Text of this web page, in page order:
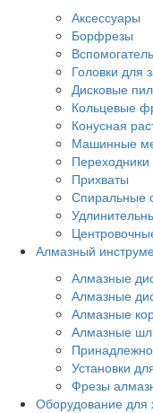
Аксессуары
Борфрезы
Головки для
Дисковые
Кольцевые
Конусная
Машинные
Прихваты
Спиральные
Алмазный
Алмазные
Алмазные
Алмазные
Алмазные
Установки
Фрезы
Оборудование для